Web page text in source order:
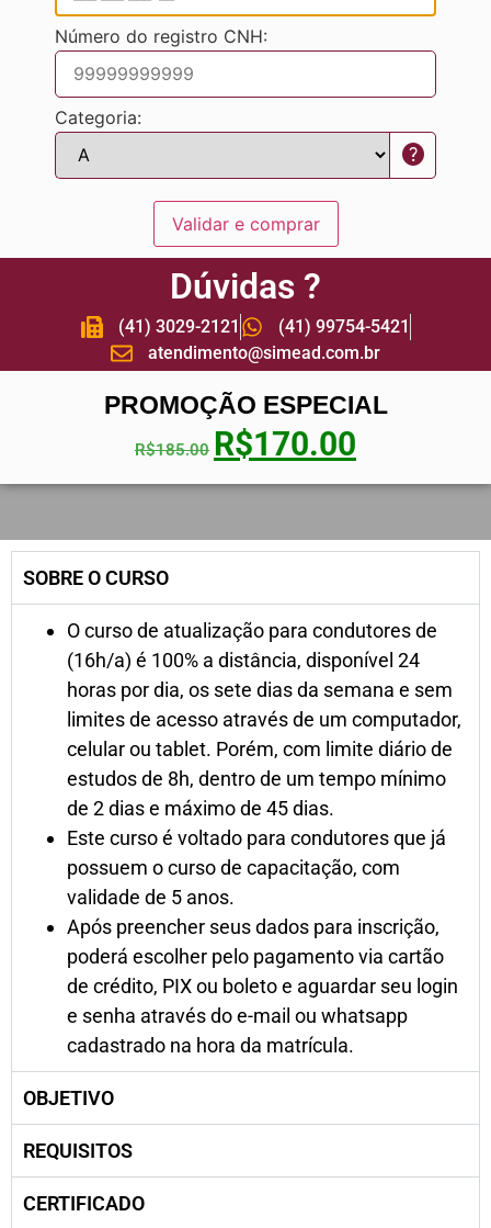
Número do registro CNH:
Categoria:
help
Validar e comprar
Dúvidas ?
(41) 3029-2121
(41) 99754-5421
atendimento@simead.com.br
PROMOÇÃO ESPECIAL
R$185.00 R$170.00
SOBRE O CURSO
O curso de atualização para condutores de
(16h/a) é 100% a distância, disponível 24
horas por dia, os sete dias da semana e sem
limites de acesso através de um computador,
celular ou tablet. Porém, com limite diário de
estudos de 8h, dentro de um tempo mínimo
de 2 dias e máximo de 45 dias.
Este curso é voltado para condutores que já
possuem o curso de capacitação, com
validade de 5 anos.
Após preencher seus dados para inscrição,
poderá escolher pelo pagamento via cartão
de crédito, PIX ou boleto e aguardar seu login
e senha através do e-mail ou whatsapp
cadastrado na hora da matrícula.
OBJETIVO
REQUISITOS
CERTIFICADO